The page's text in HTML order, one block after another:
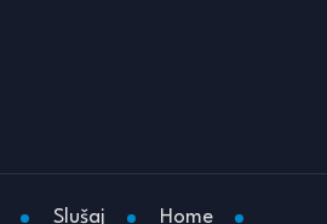
Slušaj Home